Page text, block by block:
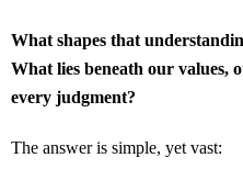
What shapes that
What lies beneath our
every judgment?
The answer is simple, yet vast: